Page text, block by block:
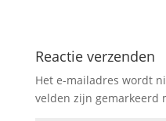
Reactie verzenden
Het e-mailadres wordt
velden zijn gemarkeerd